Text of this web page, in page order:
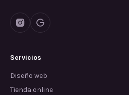
Servicios
Diseño web
Tienda online